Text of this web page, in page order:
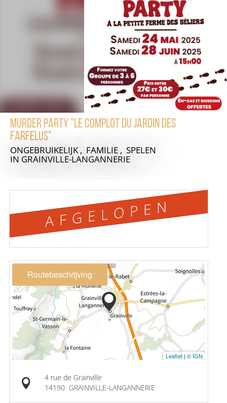
Murder Party "Le complot du Jardin des
Farfelus"
ONGEBRUIKELIJK , FAMILIE , SPELEN
IN GRAINVILLE-LANGANNERIE
AFGELOPEN
Routebeschrijving
Leaflet| © IGN
4 rue de Grainville
14190 GRAINVILLE-LANGANNERIE